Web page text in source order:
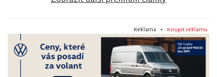
Reklama • Koupit reklamu